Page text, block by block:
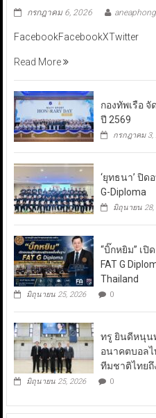
กรกฎาคม 6, 2026 aneaphong
FacebookFacebookXTwitter
Read More
กองทัพเรือ
ปี 2569
กรกฎาคม 3,
‘ยุทธนา’ ปิ
G-Diploma
มิถุนายน 28,
“บิ๊กหยิม” เ
FAT G
Thailand
มิถุนายน 25, 2026 0
ทรู ยินดีหนุน
อนาคตบอล
ทีมชาติไทยถึ
มิถุนายน 25, 2026 0